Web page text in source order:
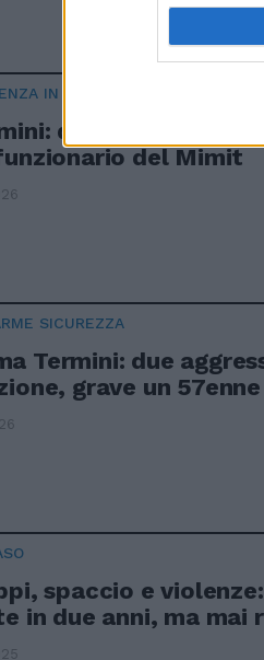
IN STRADA
doppia
del Mimit
SICUREZZA
Termini: due
grave un 57enne
spaccio e
in due anni, ma mai